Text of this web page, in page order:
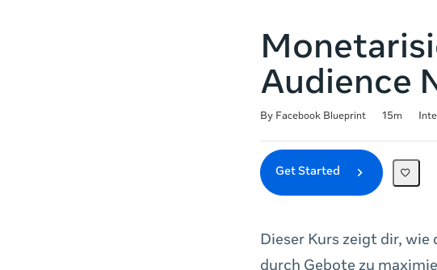
Audience
By Facebook Blueprint 15m
Get Started
Dieser Kurs zeigt dir,
durch Gebote zu